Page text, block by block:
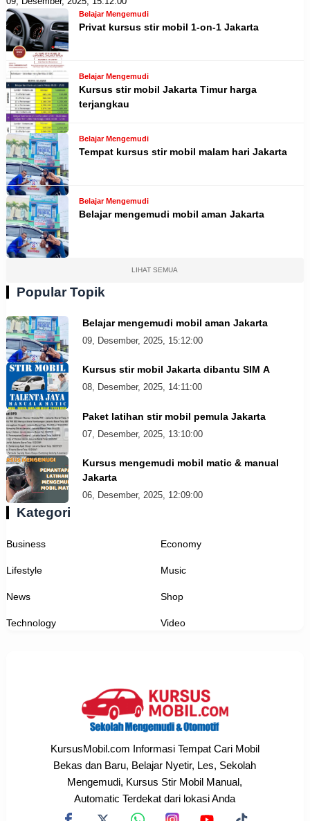
Belajar Mengemudi
Privat kursus stir mobil 1-on-1 Jakarta
Belajar Mengemudi
Kursus stir mobil Jakarta Timur harga
terjangkau
Belajar Mengemudi
Tempat kursus stir mobil malam hari Jakarta
Belajar Mengemudi
Belajar mengemudi mobil aman Jakarta
LIHAT SEMUA
Popular Topik
Belajar mengemudi mobil aman Jakarta
09, Desember, 2025, 15:12:00
Kursus stir mobil Jakarta dibantu SIM A
08, Desember, 2025, 14:11:00
Paket latihan stir mobil pemula Jakarta
07, Desember, 2025, 13:10:00
Kursus mengemudi mobil matic & manual
Jakarta
06, Desember, 2025, 12:09:00
Kategori
Business Economy
Lifestyle Music
News Shop
Technology Video
KursusMobil.com Informasi Tempat Cari Mobil
Bekas dan Baru, Belajar Nyetir, Les, Sekolah
Mengemudi, Kursus Stir Mobil Manual,
Automatic Terdekat dari lokasi Anda